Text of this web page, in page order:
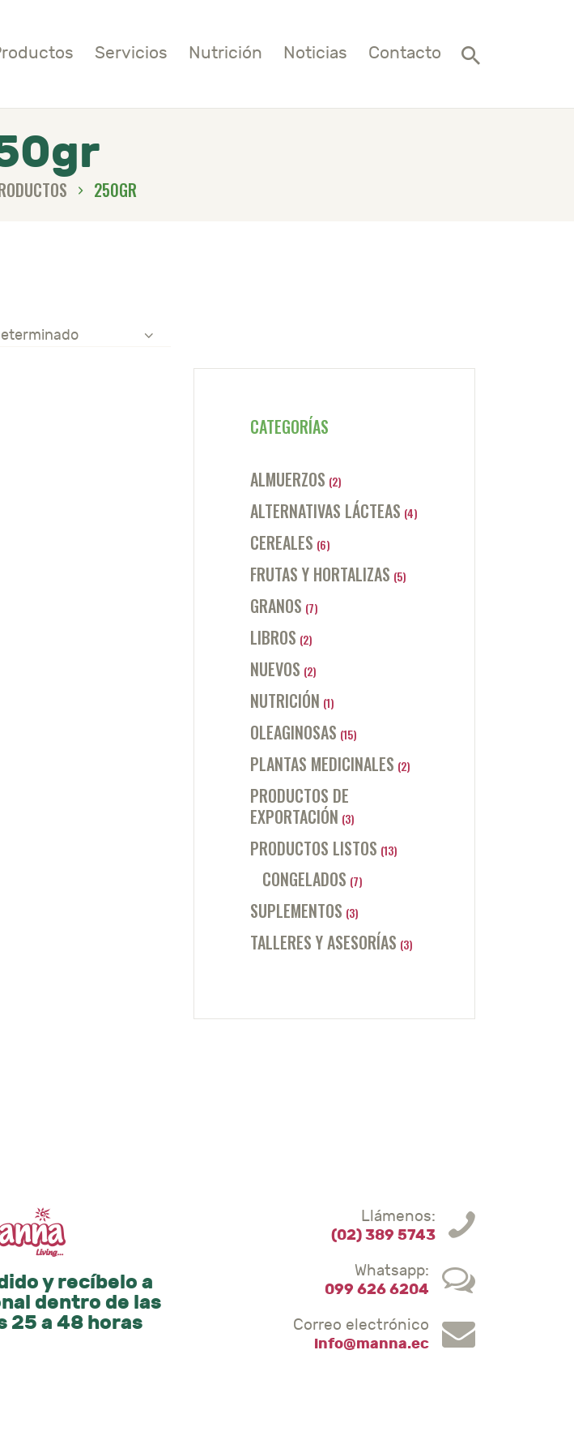
Servicios Nutrición Noticias Contacto
250GR
CATEGORÍAS
ALMUERZOS (2)
ALTERNATIVAS LÁCTEAS (4)
CEREALES (6)
FRUTAS Y HORTALIZAS (5)
GRANOS (7)
LIBROS (2)
NUEVOS (2)
NUTRICIÓN (1)
OLEAGINOSAS (15)
PLANTAS MEDICINALES (2)
PRODUCTOS DE
EXPORTACIÓN (3)
PRODUCTOS LISTOS (13)
CONGELADOS (7)
SUPLEMENTOS (3)
TALLERES Y ASESORÍAS (3)
y recíbelo a
dentro de las
25 a 48 horas
Llámenos:
(02) 389 5743
Whatsapp:
099 626 6204
Correo electrónico
info@manna.ec